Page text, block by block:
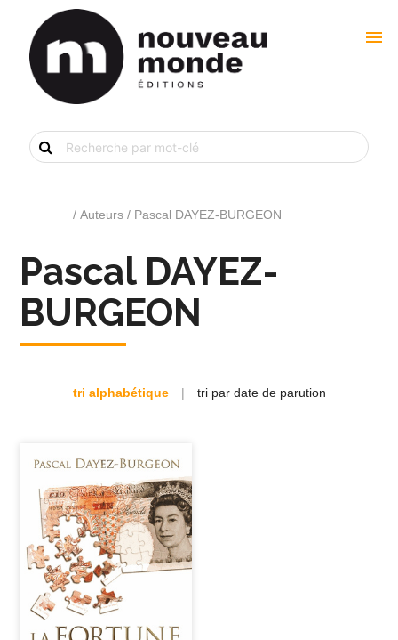
menu
Recherche
de
livre
/ Auteurs / Pascal DAYEZ-BURGEON
Pascal DAYEZ-
BURGEON
tri alphabétique | tri par date de parution